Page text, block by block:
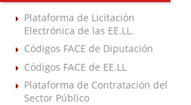
Plataforma de Licitación
Electrónica de las EE.LL.
Códigos FACE de Diputación
Códigos FACE de EE.LL
Plataforma de Contratación del
Sector Público